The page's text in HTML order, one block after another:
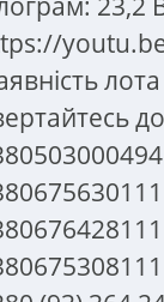
лота